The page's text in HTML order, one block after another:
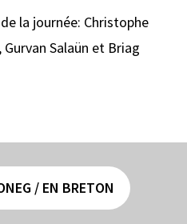
la journée: Christophe
Salaün et Briag
/ EN BRETON